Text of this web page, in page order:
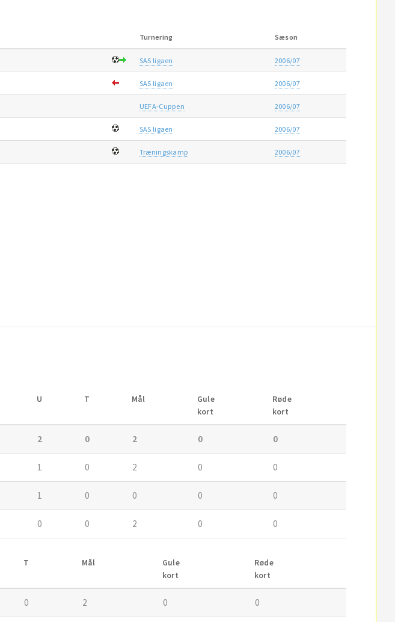
Turnering Sæson
SAS ligaen 2006/07
SAS ligaen 2006/07
UEFA-Cuppen 2006/07
SAS ligaen 2006/07
Træningskamp 2006/07
U T Mål
Gule
kort
Røde
kort
2 0 2 0 0
1 0 2 0 0
1 0 0 0 0
0 0 2 0 0
T Mål
Gule
kort
Røde
kort
0 2 0 0